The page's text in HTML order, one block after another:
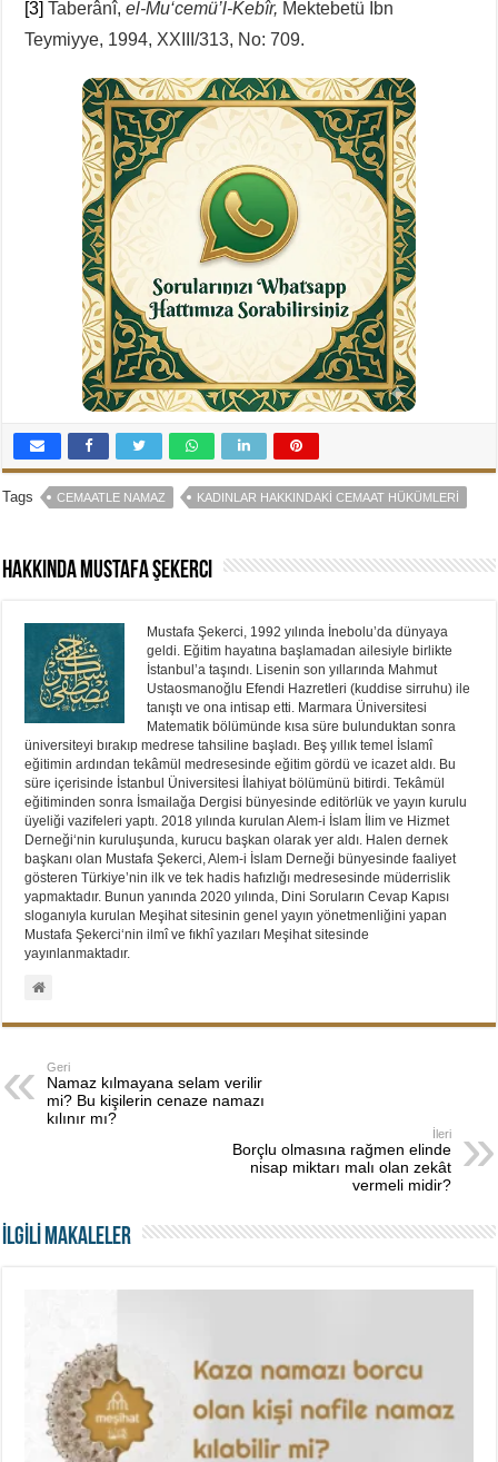
[3] Taberânî,el-Mu‘cemü’l-Kebîr, Mektebetü İbn
Teymiyye, 1994, XXIII/313, No: 709.
Tags CEMAATLE NAMAZ KADINLAR HAKKINDAKI CEMAAT HÜKÜMLERI
Hakkında Mustafa Şekerci
Mustafa Şekerci, 1992 yılında İnebolu’da dünyaya
geldi. Eğitim hayatına başlamadan ailesiyle birlikte
İstanbul’a taşındı. Lisenin son yıllarında Mahmut
Ustaosmanoğlu Efendi Hazretleri (kuddise sirruhu) ile
tanıştı ve ona intisap etti. Marmara Üniversitesi
Matematik bölümünde kısa süre bulunduktan sonra
üniversiteyi bırakıp medrese tahsiline başladı. Beş yıllık temel İslamî
eğitimin ardından tekâmül medresesinde eğitim gördü ve icazet aldı. Bu
süre içerisinde İstanbul Üniversitesi İlahiyat bölümünü bitirdi. Tekâmül
eğitiminden sonra İsmailağa Dergisi bünyesinde editörlük ve yayın kurulu
üyeliği vazifeleri yaptı. 2018 yılında kurulan Alem-i İslam İlim ve Hizmet
Derneği‘nin kuruluşunda, kurucu başkan olarak yer aldı. Halen dernek
başkanı olan Mustafa Şekerci, Alem-i İslam Derneği bünyesinde faaliyet
gösteren Türkiye’nin ilk ve tek hadis hafızlığı medresesinde müderrislik
yapmaktadır. Bunun yanında 2020 yılında, Dini Soruların Cevap Kapısı
sloganıyla kurulan Meşihat sitesinin genel yayın yönetmenliğini yapan
Mustafa Şekerci‘nin ilmî ve fıkhî yazıları Meşihat sitesinde
yayınlanmaktadır.
Geri
Namaz kılmayana selam verilir
mi? Bu kişilerin cenaze namazı
kılınır mı?
İleri
Borçlu olmasına rağmen elinde
nisap miktarı malı olan zekât
vermeli midir?
İLGİLİ MAKALELER